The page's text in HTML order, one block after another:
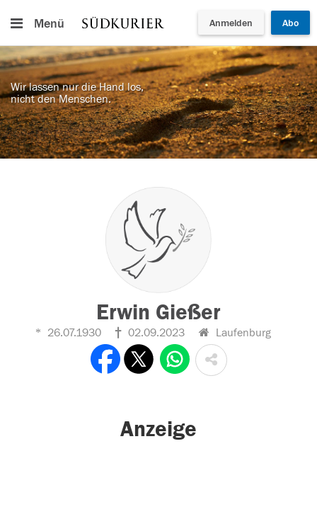
Menü Anmelden Abo
Wir lassen nur die Hand los,
nicht den Menschen.
Erwin Gießer
26.07.1930 02.09.2023 Laufenburg
Anzeige